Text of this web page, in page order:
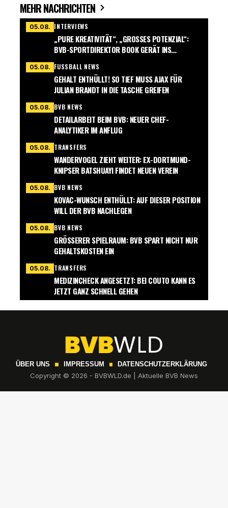
MEHR NACHRICHTEN
05.08. INTERVIEWS
„PURE KREATIVITÄT“, „GROSSES POTENZIAL“: B
VB-SPORTDIREKTOR BOOK GERÄT INS S
05.08. FUSSBALL NEWS
GEHALT ENTHÜLLT! SO TIEF MUSS AJAX FÜR
JULIAN BRANDT IN DIE TASCHE GREIFEN
05.08. BVB NEWS
DETAILARBEIT BEIM BVB: NEUER CHEF-
ANALYTIKER IM ANFLUG
05.08. TRANSFERS
WANDERVOGEL ZIEHT WEITER: EX-DORTMUND-
KNIPSER BATSHUAYI FINDET NEUEN VEREIN
05.08. BVB NEWS
KOVAC-WUNSCH ENTHÜLLT: AUF DIESER POSITION
WILL DER BVB NACHLEGEN
05.08. BVB NEWS
GRÖSSERER SPIELRAUM: BVB SPART NICHT NUR G
EHALTSKOSTEN EIN
05.08. TRANSFERS
MEDIZINCHECK ANGESETZT: BEI COUTO KANN ES
JETZT GANZ SCHNELL GEHEN
ÜBER UNS IMPRESSUM DATENSCHUTZERKLÄRUNG
Copyright © 2026 - BVBWLD.de | Aktuelle BVB News